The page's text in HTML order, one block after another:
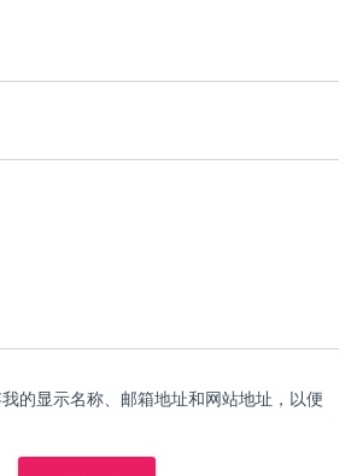
的显示名称、邮箱地址和网站地址，以便